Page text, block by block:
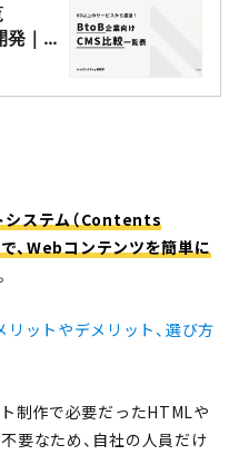
｜
システム（Contents
Webコンテンツを簡単に
リットやデメリット、選び方
制作で必要だったHTMLや
要なため、自社の人員だけ